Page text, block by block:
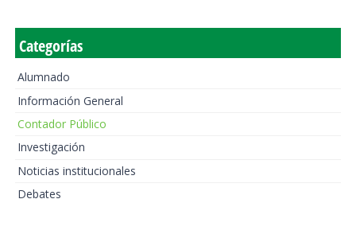
Categorías
Alumnado
Información General
Contador Público
Investigación
Noticias institucionales
Debates